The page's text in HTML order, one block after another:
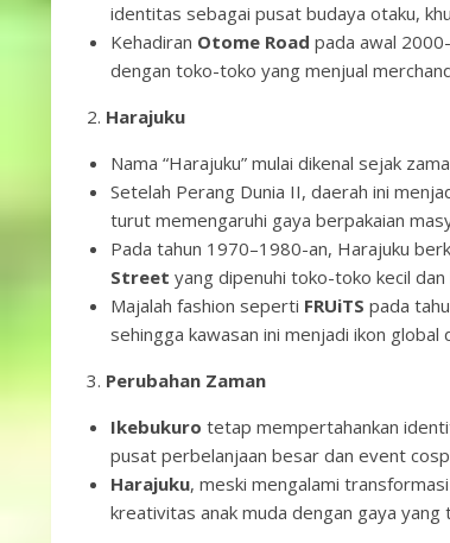
identitas sebagai pusat budaya otaku,
Kehadiran Otome Road pada awal
dengan toko-toko yang menjual
2. Harajuku
Nama “Harajuku” mulai dikenal sejak
Setelah Perang Dunia II, daerah ini
turut memengaruhi gaya berpakaian
Pada tahun 1970–1980-an, Harajuku
Street yang dipenuhi toko-toko kecil
Majalah fashion seperti FRUiTS pada
sehingga kawasan ini menjadi ikon global
3. Perubahan Zaman
Ikebukuro tetap mempertahankan
pusat perbelanjaan besar dan event
Harajuku, meski mengalami
kreativitas anak muda dengan gaya yang